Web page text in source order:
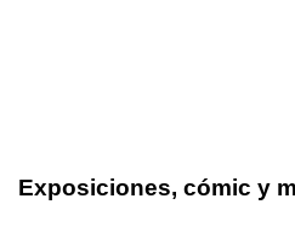
Exposiciones, cómic y